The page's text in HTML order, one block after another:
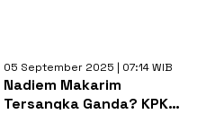
05 September 2025 | 07:14 WIB
Nadiem Makarim
Tersangka Ganda? KPK